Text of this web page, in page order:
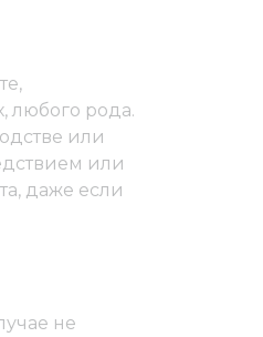
любого рода.
или
или
даже если
не